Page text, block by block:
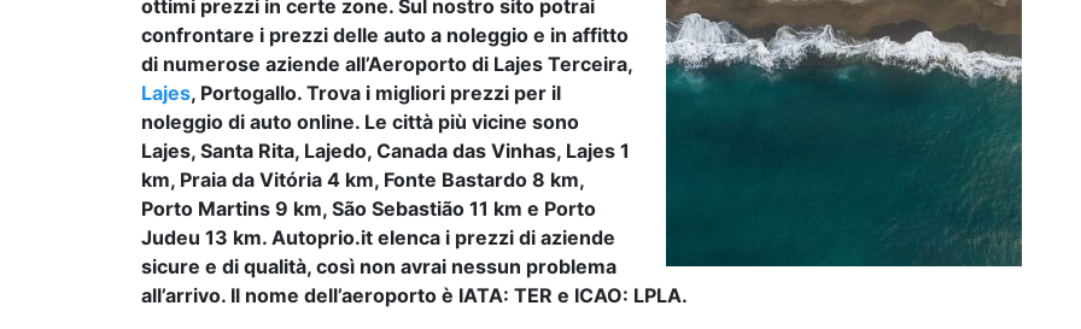
ottimi prezzi in certe zone. Sul nostro sito potrai
confrontare i prezzi delle auto a noleggio e in affitto
di numerose aziende all’Aeroporto di Lajes Terceira,
Lajes, Portogallo. Trova i migliori prezzi per il
noleggio di auto online. Le città più vicine sono
Lajes, Santa Rita, Lajedo, Canada das Vinhas, Lajes 1
km, Praia da Vitória 4 km, Fonte Bastardo 8 km,
Porto Martins 9 km, São Sebastião 11 km e Porto
Judeu 13 km. Autoprio.it elenca i prezzi di aziende
sicure e di qualità, così non avrai nessun problema
all’arrivo. Il nome dell’aeroporto è IATA: TER e ICAO: LPLA.